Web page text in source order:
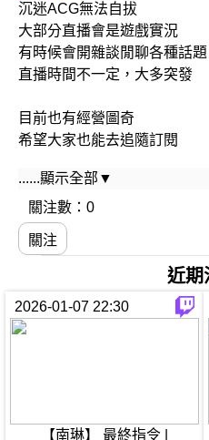
沉迷ACG無法自拔
大部分直播會是遊戲實況
有時候會開雜談閒聊各種話題
直播時間不一定，大多突發
目前也有經營圖奇
希望大家也能去追隨訂閱
簡単な日本語わかります。
I can understand simple
✨加入會員✨
https://www.youtube.com/
🧡支持南琳🧡
綠界: https://p.ecpay.com.tw/
minamirin136@gmail.com
......顯示全部▼
關注數：0
關注
近期
2026-01-07 22:30
【南琳】 最終指令 |